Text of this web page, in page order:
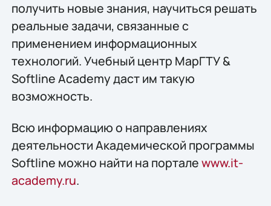
получить новые знания, научиться решать
реальные задачи, связанные с
применением информационных
технологий. Учебный центр МарГТУ &
Softline Academy даст им такую
возможность.
Всю информацию о направлениях
деятельности Академической программы
Softline можно найти на порталеwww.it-
academy.ru.